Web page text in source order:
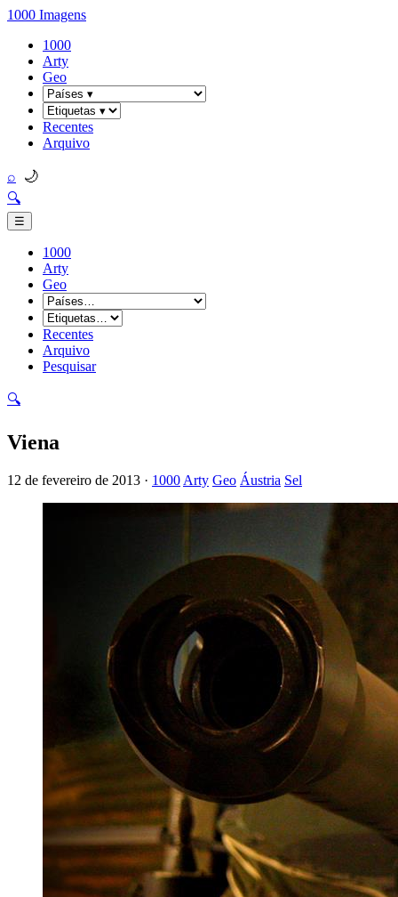
1000 Imagens
1000
Arty
Geo
Recentes
Arquivo
⌕ 🌙
🔍
☰
1000
Arty
Geo
Recentes
Arquivo
Pesquisar
🔍
Viena
12 de fevereiro de 2013 · 1000 Arty Geo Áustria Sel